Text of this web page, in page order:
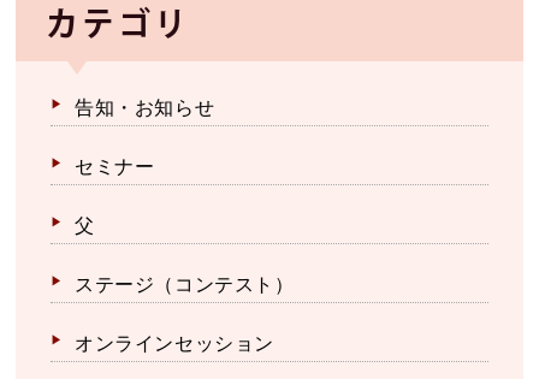
カテゴリ
告知・お知らせ
セミナー
父
ステージ（コンテスト）
オンラインセッション